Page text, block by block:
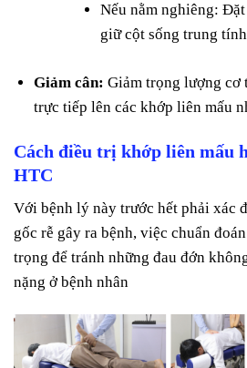
Nếu nằm nghiêng:
giữ cột sống trung
Giảm cân: Giảm trọng lượng cơ
trực tiếp lên các khớp liên mấu
Cách điều trị khớp liên mấu
HTC
Với bệnh lý này trước hết phải xác
gốc rễ gây ra bệnh, việc chuẩn
trọng để tránh những đau đớn
nặng ở bệnh nhân